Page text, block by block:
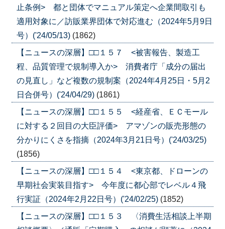
止条例> 都と団体でマニュアル策定へ企業間取引も
適用対象に／訪販業界団体で対応進む（2024年5月9日
号）('24/05/13) (1862)
【ニュースの深層】□□１５７ <被害報告、製造工
程、品質管理で規制導入か> 消費者庁「成分の届出
の見直し」など複数の規制案（2024年4月25日・5月2
日合併号）('24/04/29) (1861)
【ニュースの深層】□□１５５ <経産省、ＥＣモール
に対する２回目の大臣評価> アマゾンの販売形態の
分かりにくさを指摘（2024年3月21日号）('24/03/25)
(1856)
【ニュースの深層】□□１５４ <東京都、ドローンの
早期社会実装目指す> 今年度に都心部でレベル４飛
行実証（2024年2月22日号）('24/02/25) (1852)
【ニュースの深層】□□１５３ 〈消費生活相談上半期